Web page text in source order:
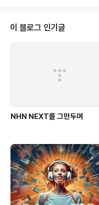
의 가족, 아마 이렇지는 않을거야
jinkya-rahane-wife-radhika-
이 블로그 인기글
NHN NEXT를 그만두며